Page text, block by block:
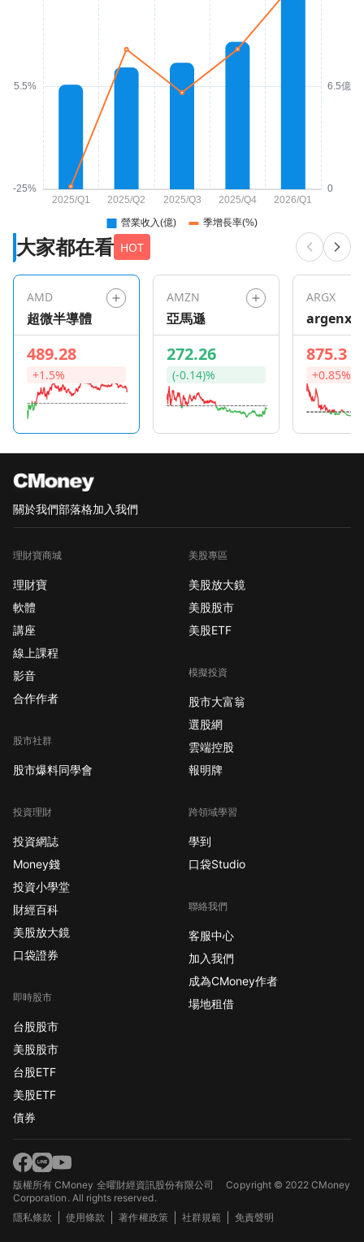
大家都在看 HOT
AMD
超微半導體
489.28
+1.5%
AMZN
亞馬遜
272.26
(-0.14)%
ARGX
argenx
875.3
+0.85%
關於我們部落格加入我們
理財寶商城
理財寶
軟體
講座
線上課程
影音
合作作者
股市社群
股市爆料同學會
投資理財
投資網誌
Money錢
投資小學堂
財經百科
美股放大鏡
口袋證券
即時股市
台股股市
美股股市
台股ETF
美股ETF
債券
美股專區
美股放大鏡
美股股市
美股ETF
模擬投資
股市大富翁
選股網
雲端控股
報明牌
跨領域學習
學到
口袋Studio
聯絡我們
客服中心
加入我們
成為CMoney作者
場地租借
版權所有 CMoney 全曜財經資訊股份有限公司Copyright © 2022 CMoney
Corporation. All rights reserved.
隱私條款
使用條款 著作權政策 社群規範 免責聲明